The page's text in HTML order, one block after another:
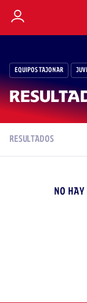
EQUIPOS TAJONAR
RESULTADOS
NO